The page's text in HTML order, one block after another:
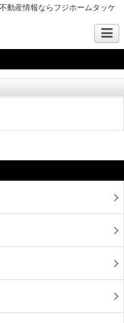
動産情報ならフジホームタッケ